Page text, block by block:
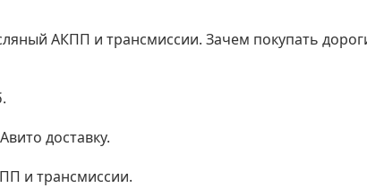
АКПП и трансмиссии. Зачем покупать
доставку.
и трансмиссии.